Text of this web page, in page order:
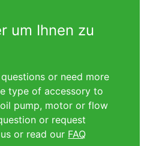
um Ihnen zu
or need more
type of accessory to
pump, motor or flow
or request
or read our FAQ